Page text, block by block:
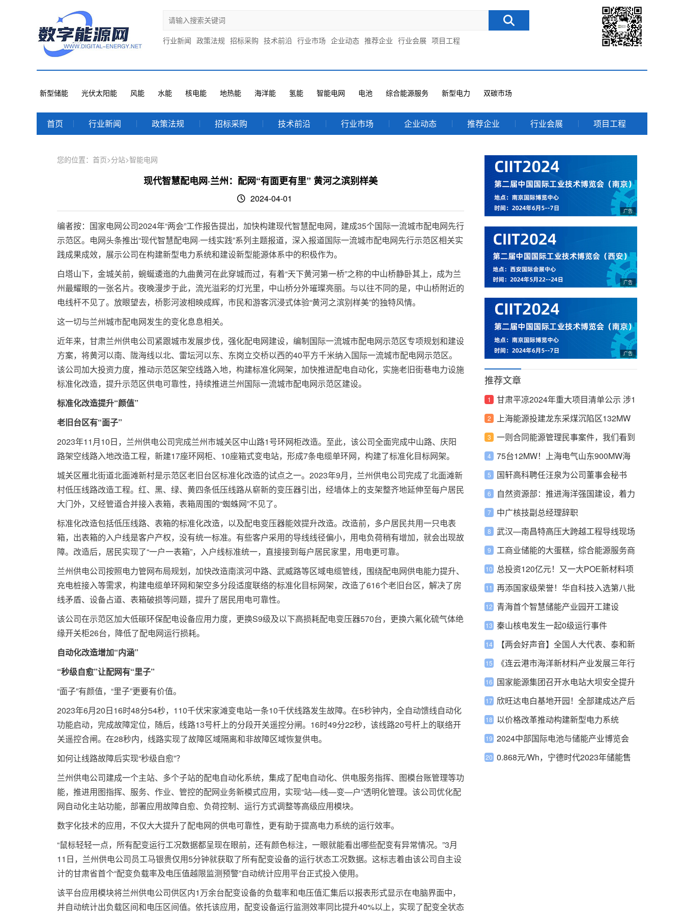
行业新闻 政策法规 招标采购 技术前沿 行业市场 企业动态 推荐企业 行业会展 项目工程
新型储能 光伏太阳能 风能 水能 核电能 地热能 海洋能 氢能 智能电网 电池 综合能源服务 新型电力 双碳市场
首页 行业新闻 政策法规 招标采购 技术前沿 行业市场 企业动态 推荐企业 行业会展 项目工程
您的位置： 首页>分站>智能电网
现代智慧配电网·兰州：配网“有面更有里” 黄河之滨别样美
2024-04-01
编者按：国家电网公司2024年“两会”工作报告提出，加快构建现代智慧配电网，建成35个国际一流城市配电网先行
示范区。电网头条推出“现代智慧配电网·一线实践”系列主题报道，深入报道国际一流城市配电网先行示范区相关实
践成果成效，展示公司在构建新型电力系统和建设新型能源体系中的积极作为。
白塔山下，金城关前，蜿蜒逶迤的九曲黄河在此穿城而过，有着“天下黄河第一桥”之称的中山桥静卧其上，成为兰
州最耀眼的一张名片。夜晚漫步于此，流光溢彩的灯光里，中山桥分外璀璨亮丽。与以往不同的是，中山桥附近的
电线杆不见了。放眼望去，桥影河波相映成辉，市民和游客沉浸式体验“黄河之滨别样美”的独特风情。
这一切与兰州城市配电网发生的变化息息相关。
近年来，甘肃兰州供电公司紧跟城市发展步伐，强化配电网建设，编制国际一流城市配电网示范区专项规划和建设
方案，将黄河以南、陇海线以北、雷坛河以东、东岗立交桥以西的40平方千米纳入国际一流城市配电网示范区。
该公司加大投资力度，推动示范区架空线路入地，构建标准化网架，加快推进配电自动化，实施老旧街巷电力设施
标准化改造，提升示范区供电可靠性，持续推进兰州国际一流城市配电网示范区建设。
标准化改造提升“颜值”
老旧台区有“面子”
2023年11月10日，兰州供电公司完成兰州市城关区中山路1号环网柜改造。至此，该公司全面完成中山路、庆阳
路架空线路入地改造工程，新建17座环网柜、10座箱式变电站，形成7条电缆单环网，构建了标准化目标网架。
城关区雁北街道北面滩新村是示范区老旧台区标准化改造的试点之一。2023年9月，兰州供电公司完成了北面滩新
村低压线路改造工程。红、黑、绿、黄四条低压线路从崭新的变压器引出，经墙体上的支架整齐地延伸至每户居民
大门外，又经管道合并接入表箱，表箱周围的“蜘蛛网”不见了。
标准化改造包括低压线路、表箱的标准化改造，以及配电变压器能效提升改造。改造前，多户居民共用一只电表
箱，出表箱的入户线是客户产权，没有统一标准。有些客户采用的导线线径偏小，用电负荷稍有增加，就会出现故
障。改造后，居民实现了“一户一表箱”，入户线标准统一，直接接到每户居民家里，用电更可靠。
兰州供电公司按照电力管网布局规划，加快改造南滨河中路、武威路等区域电缆管线，围绕配电网供电能力提升、
充电桩接入等需求，构建电缆单环网和架空多分段适度联络的标准化目标网架，改造了616个老旧台区，解决了房
线矛盾、设备占道、表箱破损等问题，提升了居民用电可靠性。
该公司在示范区加大低碳环保配电设备应用力度，更换S9级及以下高损耗配电变压器570台，更换六氟化硫气体绝
缘开关柜26台，降低了配电网运行损耗。
自动化改造增加“内涵”
“秒级自愈”让配网有“里子”
“面子”有颜值，“里子”更要有价值。
2023年6月20日16时48分54秒，110千伏宋家滩变电站一条10千伏线路发生故障。在5秒钟内，全自动馈线自动化
功能启动，完成故障定位，随后，线路13号杆上的分段开关遥控分闸。16时49分22秒，该线路20号杆上的联络开
关遥控合闸。在28秒内，线路实现了故障区域隔离和非故障区域恢复供电。
如何让线路故障后实现“秒级自愈”？
兰州供电公司建成一个主站、多个子站的配电自动化系统，集成了配电自动化、供电服务指挥、图模台账管理等功
能，推进用图指挥、服务、作业、管控的配网业务新模式应用，实现“站—线—变—户”透明化管理。该公司优化配
网自动化主站功能，部署应用故障自愈、负荷控制、运行方式调整等高级应用模块。
数字化技术的应用，不仅大大提升了配电网的供电可靠性，更有助于提高电力系统的运行效率。
“鼠标轻轻一点，所有配变运行工况数据都呈现在眼前，还有颜色标注，一眼就能看出哪些配变有异常情况。”3月
11日，兰州供电公司员工马银贵仅用5分钟就获取了所有配变设备的运行状态工况数据。这标志着由该公司自主设
计的甘肃省首个“配变负载率及电压值越限监测预警”自动统计应用平台正式投入使用。
该平台应用模块将兰州供电公司供区内1万余台配变设备的负载率和电压值汇集后以报表形式显示在电脑界面中，
并自动统计出负载区间和电压区间值。依托该应用，配变设备运行监测效率同比提升40%以上，实现了配变全状态
推荐文章
甘肃平凉2024年重大项目清单公示 涉1
8个风、光等能源项目
上海能源投建龙东采煤沉陷区132MW
光伏电站
一则合同能源管理民事案件，我们看到
了什么？
75台12MW！上海电气山东900MW海
上风电项目相关中标公示
国轩高科聘任汪泉为公司董事会秘书
自然资源部：推进海洋强国建设，着力
打造蓝色发展新动能
中广核技副总经理辞职
武汉—南昌特高压大跨越工程导线现场
测振完成
工商业储能的大蛋糕，综合能源服务商
能吃到多少？
总投资120亿元！又一大POE新材料项
目开工
再添国家级荣誉！华自科技入选第八批
制造业单项冠军企业
青海首个智慧储能产业园开工建设
秦山核电发生一起0级运行事件
【两会好声音】全国人大代表、泰和新
材董事长宋西全：加强用户侧储能建
设，促进新能源行业健康发展
《连云港市海洋新材料产业发展三年行
动计划 （2023-2025年）》政策解读
国家能源集团召开水电站大坝安全提升
专项行动推进会
欣旺达电白基地开园！全部建成达产后
预计年产值60亿
以价格改革推动构建新型电力系统
2024中部国际电池与储能产业博览会
0.868元/Wh，宁德时代2023年储能售